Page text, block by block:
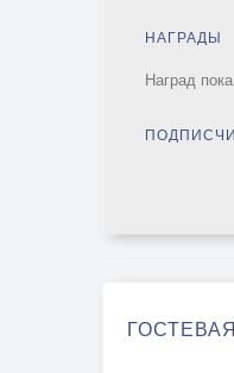
НАГРАДЫ
Наград